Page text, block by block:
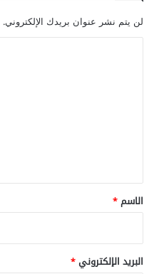
لن يتم نشر عنوان بريدك الإلكتروني.
*
الاسم*
البريد الإلكتروني*